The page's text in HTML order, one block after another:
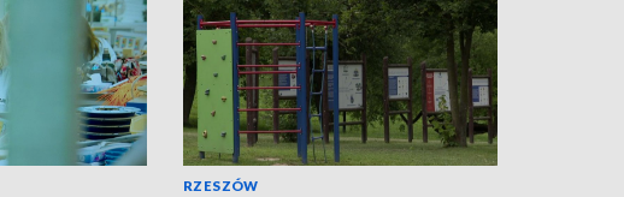
RZESZÓW